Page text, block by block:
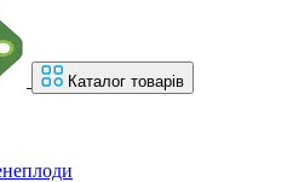
Каталог товарів